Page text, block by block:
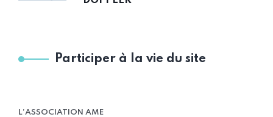
Participer à la vie du site
L’ASSOCIATION AME